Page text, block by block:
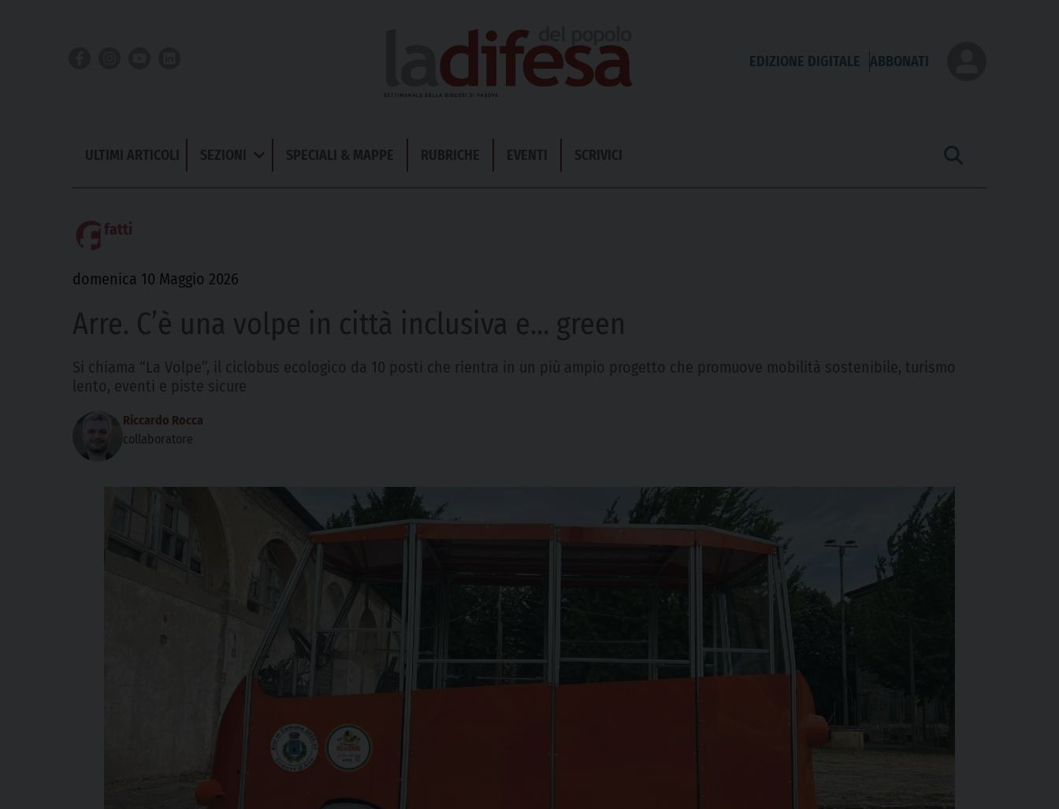
EDIZIONE DIGITALE ABBONATI
ULTIMI ARTICOLI SEZIONI
Apri
Menu
SPECIALI & MAPPE RUBRICHE EVENTI SCRIVICI
fatti
domenica 10 Maggio 2026
Arre. C’è una volpe in città inclusiva e… green
Si chiama “La Volpe”, il ciclobus ecologico da 10 posti che rientra in un più ampio progetto che promuove mobilità sostenibile, turismo
lento, eventi e piste sicure
Riccardo Rocca
collaboratore